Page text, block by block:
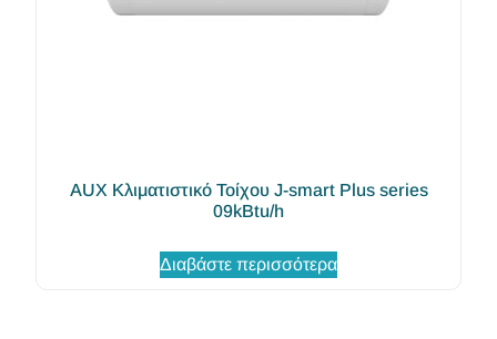
AUX Κλιματιστικό Τοίχου J-smart Plus series
09kBtu/h
Διαβάστε περισσότερα